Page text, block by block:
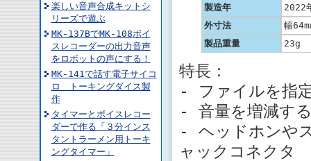
楽しい音声合成キットシ
リーズで遊ぶ
MK-137BでMK-108ボイ
スレコーダーの出力音声
をロボットの声にする！
MK-141で話す電子サイコ
ロ トーキングダイス製
作
タイマーとボイスレコー
ダーで作る「３分インス
タントラーメン用トーキ
ングタイマー」
製造年
2022
外寸法
幅
製品重量
23g
特長：
- ファイルを指
- 音量を増減す
- ヘッドホンや
ャックコネクタ